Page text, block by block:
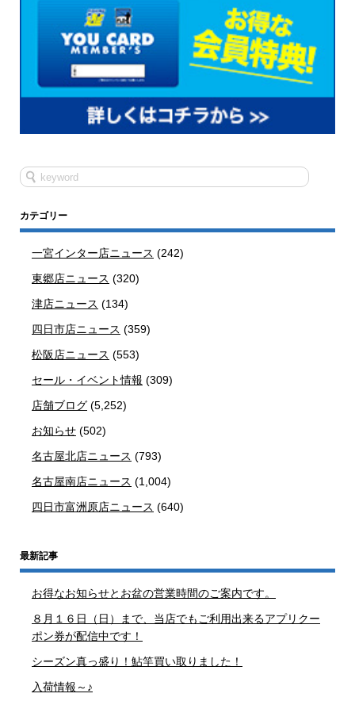
カテゴリー
一宮インター店ニュース (242)
東郷店ニュース (320)
津店ニュース (134)
四日市店ニュース (359)
松阪店ニュース (553)
セール・イベント情報 (309)
店舗ブログ (5,252)
お知らせ (502)
名古屋北店ニュース (793)
名古屋南店ニュース (1,004)
四日市富洲原店ニュース (640)
最新記事
お得なお知らせとお盆の営業時間のご案内です。
８月１６日（日）まで、当店でもご利用出来るアプリクー
ポン券が配信中です！
シーズン真っ盛り！鮎竿買い取りました！
入荷情報～♪